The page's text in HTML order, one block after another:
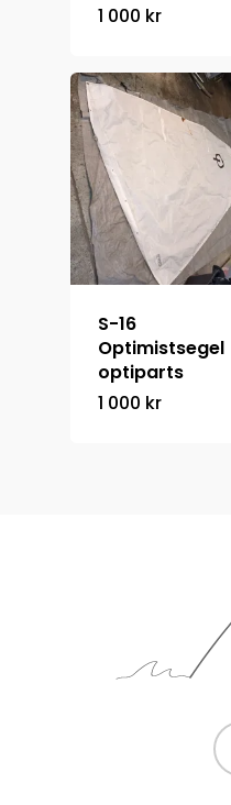
1 000 kr
S-16
Optimistsegel
optiparts
1 000 kr